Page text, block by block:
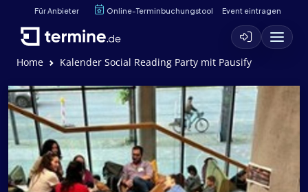
Für Anbieter Online-Terminbuchungstool Event eintragen
Home Kalender Social Reading Party mit Pausify